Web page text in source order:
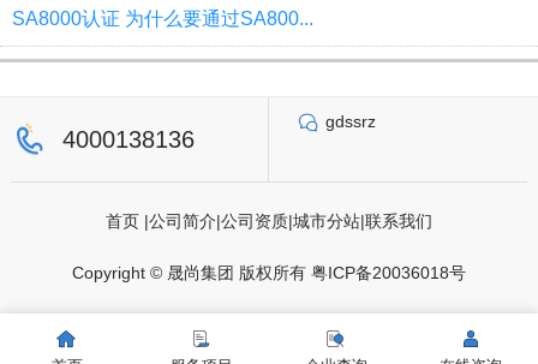
SA8000认证 为什么要通过SA800...
4000138136
gdssrz
首页 |公司简介|公司资质|城市分站|联系我们
Copyright © 晟尚集团 版权所有 粤ICP备20036018号